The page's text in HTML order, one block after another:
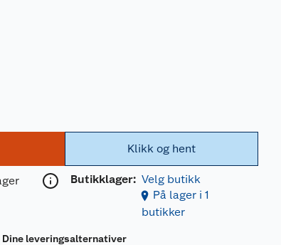
Klikk og hent
Butikklager: Velg butikk
På lager i 1
butikker
Dine leveringsalternativer